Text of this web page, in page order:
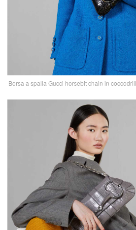
Borsa a spalla Gucci horsebit chain in